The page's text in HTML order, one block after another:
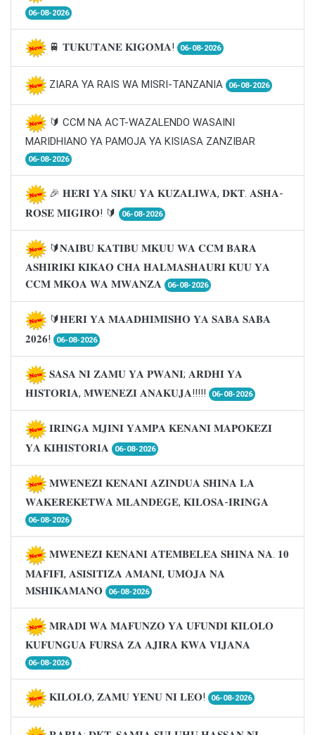
06-08-2026
🚆 𝐓𝐔𝐊𝐔𝐓𝐀𝐍𝐄 𝐊𝐈𝐆𝐎𝐌𝐀! 06-08-2026
ZIARA YA RAIS WA MISRI-TANZANIA 06-08-2026
🔰 CCM NA ACT-WAZALENDO WASAINI
MARIDHIANO YA PAMOJA YA KISIASA ZANZIBAR
06-08-2026
🎉 𝐇𝐄𝐑𝐈 𝐘𝐀 𝐒𝐈𝐊𝐔 𝐘𝐀 𝐊𝐔𝐙𝐀𝐋𝐈𝐖𝐀, 𝐃𝐊𝐓. 𝐀𝐒𝐇𝐀-
𝐑𝐎𝐒𝐄 𝐌𝐈𝐆𝐈𝐑𝐎! 🔰
06-08-2026
🔰𝐍𝐀𝐈𝐁𝐔 𝐊𝐀𝐓𝐈𝐁𝐔 𝐌𝐊𝐔𝐔 𝐖𝐀 𝐂𝐂𝐌 𝐁𝐀𝐑𝐀
𝐀𝐒𝐇𝐈𝐑𝐈𝐊𝐈 𝐊𝐈𝐊𝐀𝐎 𝐂𝐇𝐀 𝐇𝐀𝐋𝐌𝐀𝐒𝐇𝐀𝐔𝐑𝐈 𝐊𝐔𝐔 𝐘𝐀
𝐂𝐂𝐌 𝐌𝐊𝐎𝐀 𝐖𝐀 𝐌𝐖𝐀𝐍𝐙𝐀
06-08-2026
🔰𝐇𝐄𝐑𝐈 𝐘𝐀 𝐌𝐀𝐀𝐃𝐇𝐈𝐌𝐈𝐒𝐇𝐎 𝐘𝐀 𝐒𝐀𝐁𝐀 𝐒𝐀𝐁𝐀
𝟐𝟎𝟐𝟔!
06-08-2026
𝐒𝐀𝐒𝐀 𝐍𝐈 𝐙𝐀𝐌𝐔 𝐘𝐀 𝐏𝐖𝐀𝐍𝐈; 𝐀𝐑𝐃𝐇𝐈 𝐘𝐀
𝐇𝐈𝐒𝐓𝐎𝐑𝐈𝐀, 𝐌𝐖𝐄𝐍𝐄𝐙𝐈 𝐀𝐍𝐀𝐊𝐔𝐉𝐀!!!!!
06-08-2026
𝐈𝐑𝐈𝐍𝐆𝐀 𝐌𝐉𝐈𝐍𝐈 𝐘𝐀𝐌𝐏𝐀 𝐊𝐄𝐍𝐀𝐍𝐈 𝐌𝐀𝐏𝐎𝐊𝐄𝐙𝐈
𝐘𝐀 𝐊𝐈𝐇𝐈𝐒𝐓𝐎𝐑𝐈𝐀
06-08-2026
𝐌𝐖𝐄𝐍𝐄𝐙𝐈 𝐊𝐄𝐍𝐀𝐍𝐈 𝐀𝐙𝐈𝐍𝐃𝐔𝐀 𝐒𝐇𝐈𝐍𝐀 𝐋𝐀
𝐖𝐀𝐊𝐄𝐑𝐄𝐊𝐄𝐓𝐖𝐀 𝐌𝐋𝐀𝐍𝐃𝐄𝐆𝐄, 𝐊𝐈𝐋𝐎𝐒𝐀-𝐈𝐑𝐈𝐍𝐆𝐀
06-08-2026
𝐌𝐖𝐄𝐍𝐄𝐙𝐈 𝐊𝐄𝐍𝐀𝐍𝐈 𝐀𝐓𝐄𝐌𝐁𝐄𝐋𝐄𝐀 𝐒𝐇𝐈𝐍𝐀 𝐍𝐀. 𝟏𝟎
𝐌𝐀𝐅𝐈𝐅𝐈, 𝐀𝐒𝐈𝐒𝐈𝐓𝐈𝐙𝐀 𝐀𝐌𝐀𝐍𝐈, 𝐔𝐌𝐎𝐉𝐀 𝐍𝐀
𝐌𝐒𝐇𝐈𝐊𝐀𝐌𝐀𝐍𝐎
06-08-2026
𝐌𝐑𝐀𝐃𝐈 𝐖𝐀 𝐌𝐀𝐅𝐔𝐍𝐙𝐎 𝐘𝐀 𝐔𝐅𝐔𝐍𝐃𝐈 𝐊𝐈𝐋𝐎𝐋𝐎
𝐊𝐔𝐅𝐔𝐍𝐆𝐔𝐀 𝐅𝐔𝐑𝐒𝐀 𝐙𝐀 𝐀𝐉𝐈𝐑𝐀 𝐊𝐖𝐀 𝐕𝐈𝐉𝐀𝐍𝐀
06-08-2026
𝐊𝐈𝐋𝐎𝐋𝐎, 𝐙𝐀𝐌𝐔 𝐘𝐄𝐍𝐔 𝐍𝐈 𝐋𝐄𝐎! 06-08-2026